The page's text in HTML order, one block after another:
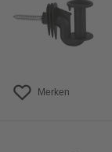
Merken